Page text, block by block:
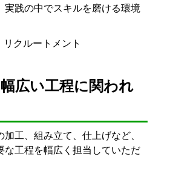
実践の中でスキルを磨ける環境
広い工程に関われ
加工、組み立て、仕上げなど、
な工程を幅広く担当していただ